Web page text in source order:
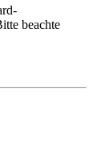
beachte